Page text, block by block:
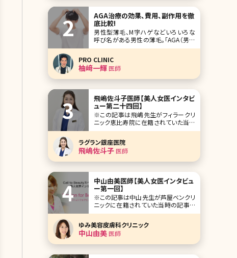
AGA治療の効果、費用、副作用を徹
底比較!
男性型薄毛、M字ハゲなどいろいろな
呼び名がある男性の薄毛。「AGA（男性
型薄毛）は治療できます」というCMを見
治らないと考えている方もいるのでは
ないでしょうか。ここではAGAとはどん
な症状なのか、またどんな
PRO CLINIC
柚﨑一輝医師
飛嶋佐斗子医師【美人女医インタビ
ュー第二十四回】
※この記事は飛嶋先生がフィラークリ
ニック恵比寿院に在籍されていた当時
の記事です。 すっかり恒例になってしま
った美人女医インタビュー、今回は東
京・恵比寿にあるフィラークリニック恵
比寿院院長の飛嶋佐斗子先生です。女
医の魁（さきがけ）とも言える飛島先生
り、フェイスリフト
ラグラン銀座医院
飛嶋佐斗子医師
中山由美医師【美人女医インタビュ
ー第一回】
※この記事は中山先生が芦屋ベンクリ
ニックに在籍されていた当時の記事で
す。 美人女医に美容医療に対する思い
を掘り下げて聞く新シリーズです。美容
整形、美肌、アンチエイジング、脱毛な
ど女性ならば興味がある分野の医療
面でのスペシャリスト、インタビューの
ゆみ美容皮膚科クリニック
中山由美医師